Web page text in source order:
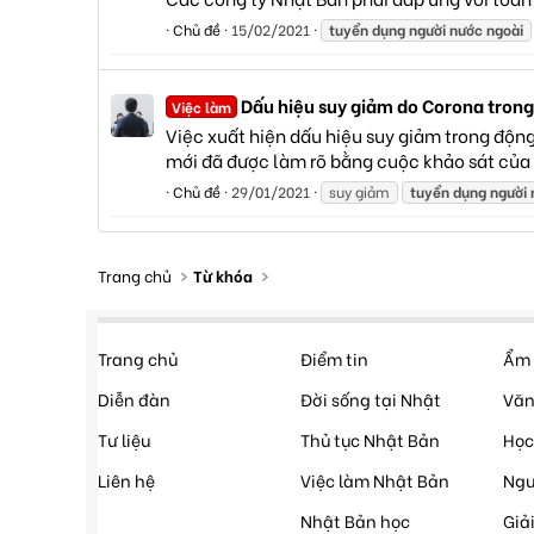
Chủ đề 15/02/2021 tuyểndụngngườinướcngoài
Việc làm Dấu hiệu suy giảm do Corona
Việc xuất hiện dấu hiệu suy giảm trong
mới đã được làm rõ bằng cuộc khảo sát
Chủ đề 29/01/2021 suy giảm tuyểndụngngười
Trang chủ Từ khóa
Trang chủ
Diễn đàn
Tư liệu
Liên hệ
Điểm tin
Đời sống tại Nhật
Thủ tục Nhật Bản
Việc làm Nhật Bản
Nhật Bản học